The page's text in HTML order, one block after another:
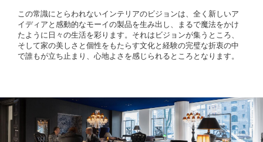
この常識にとらわれないインテリアのビジョンは、全く新しいア
イディアと感動的なモーイの製品を生み出し、まるで魔法をかけ
たように日々の生活を彩ります。それはビジョンが集うところ、
そして家の美しさと個性をもたらす文化と経験の完璧な折衷の中
で誰もが立ち止まり、心地よさを感じられるところとなります。